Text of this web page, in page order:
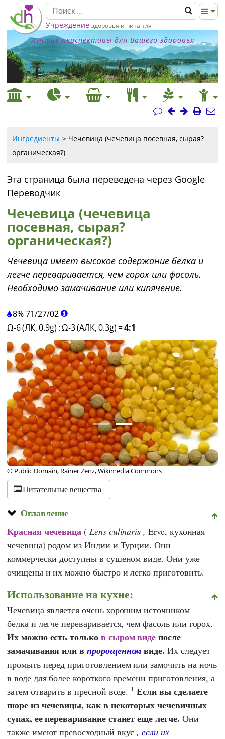
Учреждение здоровья и питания
Лучшие перспективы для Вашего здоровья
Ингредиенты
Чечевица (чечевица посевная, сырая?
органическая?)
Эта страница была переведена через Google
Переводчик
Чечевица (чечевица
посевная, сырая?
органическая?)
Чечевица имеет высокое содержание белка и
легче переваривается, чем горох или фасоль.
Необходимо замачивание или кипячение.
8%71/27/02
Ω-6 (ЛК, 0.9g) :Ω-3 (АЛК, 0.3g) =4:1
© Public Domain, Rainer Zenz, Wikimedia Commons
Питательные вещества
Оглавление
Красная чечевица ( Lens culinaris , Erve, кухонная
чечевица) родом из Индии и Турции. Они
коммерчески доступны в сушеном виде. Они уже
очищены и их можно быстро и легко приготовить.
Использование на кухне:
Чечевица является очень хорошим источником
белка и легче переваривается, чем фасоль или горох.
Их можно есть тольков сыром видепосле
замачивания или впророщенном виде. Их следует
промыть перед приготовлением или замочить на ночь
в воде для более короткого времени приготовления, а
затем отварить в пресной воде. 1 Если вы сделаете
пюре из чечевицы, как в некоторых чечевичных
супах, ее переваривание станет еще легче. Они
также имеют превосходный вкус, если их